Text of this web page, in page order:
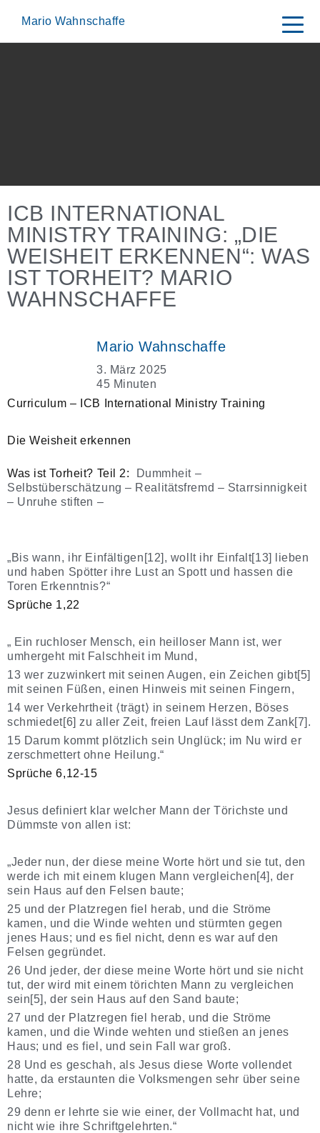
Mario Wahnschaffe
ICB INTERNATIONAL
MINISTRY TRAINING: „DIE
WEISHEIT ERKENNEN“: WAS
IST TORHEIT? MARIO
WAHNSCHAFFE
Mario Wahnschaffe
3. März 2025
45 Minuten
Curriculum – ICB International Ministry Training
Die Weisheit erkennen
Was ist Torheit? Teil 2:
Dummheit –
Selbstüberschätzung – Realitätsfremd – Starrsinnigkeit
– Unruhe stiften –
„Bis wann, ihr Einfältigen[12], wollt ihr Einfalt[13] lieben
und haben Spötter ihre Lust an Spott und hassen die
Toren Erkenntnis?“
Sprüche 1,22
„ Ein ruchloser Mensch, ein heilloser Mann ist, wer
umhergeht mit Falschheit im Mund,
13 wer zuzwinkert mit seinen Augen, ein Zeichen gibt[5]
mit seinen Füßen, einen Hinweis mit seinen Fingern,
14 wer Verkehrtheit ⟨trägt⟩ in seinem Herzen, Böses
schmiedet[6] zu aller Zeit, freien Lauf lässt dem Zank[7].
15 Darum kommt plötzlich sein Unglück; im Nu wird er
zerschmettert ohne Heilung.“
Sprüche 6,12-15
Jesus definiert klar welcher Mann der Törichste und
Dümmste von allen ist:
„Jeder nun, der diese meine Worte hört und sie tut, den
werde ich mit einem klugen Mann vergleichen[4], der
sein Haus auf den Felsen baute;
25 und der Platzregen fiel herab, und die Ströme
kamen, und die Winde wehten und stürmten gegen
jenes Haus; und es fiel nicht, denn es war auf den
Felsen gegründet.
26 Und jeder, der diese meine Worte hört und sie nicht
tut, der wird mit einem törichten Mann zu vergleichen
sein[5], der sein Haus auf den Sand baute;
27 und der Platzregen fiel herab, und die Ströme
kamen, und die Winde wehten und stießen an jenes
Haus; und es fiel, und sein Fall war groß.
28 Und es geschah, als Jesus diese Worte vollendet
hatte, da erstaunten die Volksmengen sehr über seine
Lehre;
29 denn er lehrte sie wie einer, der Vollmacht hat, und
nicht wie ihre Schriftgelehrten.“